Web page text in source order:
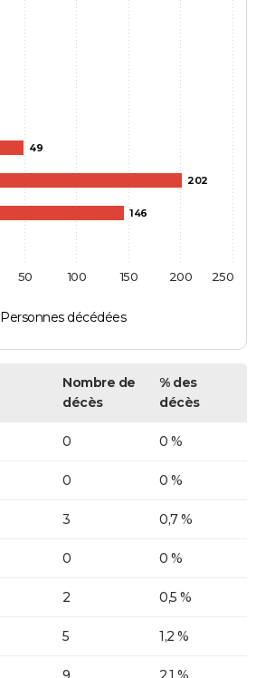
49
202
146
Personnes décédées
50 100 150 200 250
Nombre de
décès
% des
décès
0 0 %
0 0 %
3 0,7 %
0 0 %
2 0,5 %
5 1,2 %